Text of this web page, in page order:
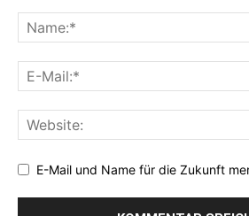
E-Mail und Name für die Zukunft